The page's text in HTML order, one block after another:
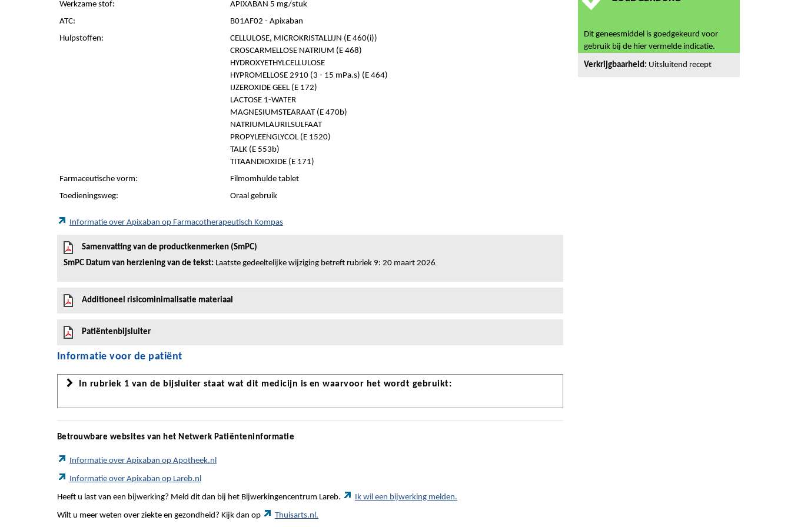
Werkzame stof:
APIXABAN 5 mg/stuk
ATC:
B01AF02 - Apixaban
Hulpstoffen:
CELLULOSE, MICROKRISTALLIJN (E 460(i))
CROSCARMELLOSE NATRIUM (E 468)
HYDROXYETHYLCELLULOSE
HYPROMELLOSE 2910 (3 - 15 mPa.s) (E 464)
IJZEROXIDE GEEL (E 172)
LACTOSE 1-WATER
MAGNESIUMSTEARAAT (E 470b)
NATRIUMLAURILSULFAAT
PROPYLEENGLYCOL (E 1520)
TALK (E 553b)
TITAANDIOXIDE (E 171)
Farmaceutische vorm:
Filmomhulde tablet
Toedieningsweg:
Oraal gebruik
Informatie over Apixaban op Farmacotherapeutisch Kompas
Samenvatting van de productkenmerken (SmPC)
SmPC Datum van herziening van de tekst: Laatste gedeeltelijke wijziging betreft rubriek 9: 20 maart 2026
Additioneel risicominimalisatie materiaal
Patiëntenbijsluiter
Informatie voor de patiënt
In rubriek 1 van de bijsluiter staat wat dit medicijn is en waarvoor het wordt gebruikt:
Betrouwbare websites van het Netwerk Patiënteninformatie
Informatie over Apixaban op Apotheek.nl
Informatie over Apixaban op Lareb.nl
Heeft u last van een bijwerking? Meld dit dan bij het Bijwerkingencentrum Lareb. Ik wil een bijwerking melden.
Wilt u meer weten over ziekte en gezondheid? Kijk dan op Thuisarts.nl.
Dit geneesmiddel is goedgekeurd voor
gebruik bij de hier vermelde indicatie.
Verkrijgbaarheid: Uitsluitend recept